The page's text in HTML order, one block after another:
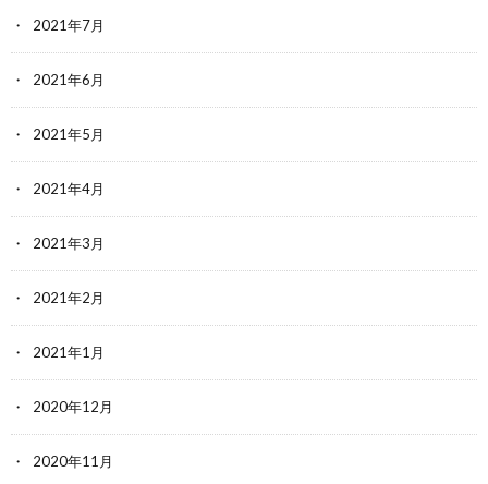
2021年7月
2021年6月
2021年5月
2021年4月
2021年3月
2021年2月
2021年1月
2020年12月
2020年11月